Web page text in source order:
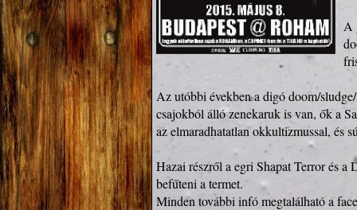
A
Az utóbbi években a digó doom/
csajokból álló zenekaruk is van, ők a
az elmaradhatatlan okkultizmussal, és
Hazai részről a egri Shapat Terror és
befűteni a termet.
Minden további infó megtalálható a